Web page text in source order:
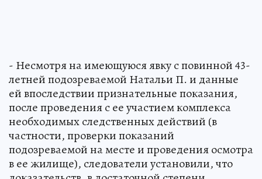
- Несмотря на имеющуюся явку с повинной 43-
летней подозреваемой Натальи П. и данные
ей впоследствии признательные показания,
после проведения с ее участием комплекса
необходимых следственных действий (в
частности, проверки показаний
подозреваемой на месте и проведения осмотра
в ее жилище), следователи установили, что